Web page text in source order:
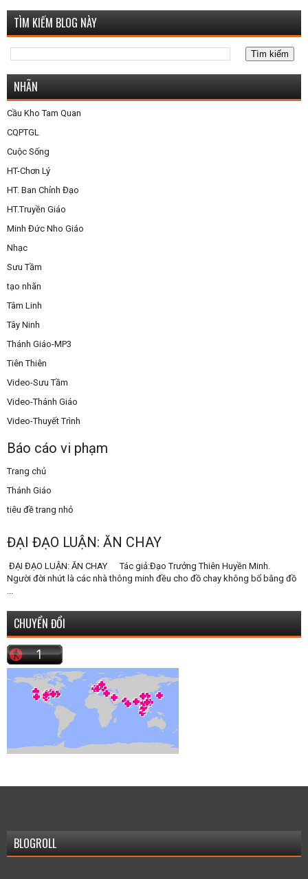
TÌM KIẾM BLOG NÀY
NHÃN
Cầu Kho Tam Quan
CQPTGL
Cuộc Sống
HT-Chơn Lý
HT. Ban Chỉnh Đạo
HT.Truyền Giáo
Minh Đức Nho Giáo
Nhạc
Sưu Tầm
tạo nhãn
Tâm Linh
Tây Ninh
Thánh Giáo-MP3
Tiên Thiên
Video-Sưu Tầm
Video-Thánh Giáo
Video-Thuyết Trình
Báo cáo vi phạm
Trang chủ
Thánh Giáo
tiêu đề trang nhỏ
ĐẠI ĐẠO LUẬN: ĂN CHAY
ĐẠI ĐẠO LUẬN: ĂN CHAY Tác giả:Đạo Trưởng Thiên Huyền Minh.
Người đời nhứt là các nhà thông minh đều cho đồ chay không bổ bằng đồ
...
CHUYỂN ĐỔI
BLOGROLL